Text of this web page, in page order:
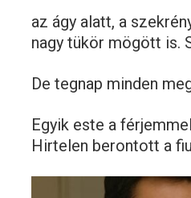
az ágy alatt, a
nagy tükör mögött is.
De tegnap minden
Egyik este a
Hirtelen berontott a